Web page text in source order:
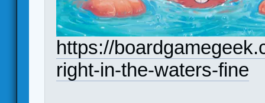
https://
right-in-the-waters-fine